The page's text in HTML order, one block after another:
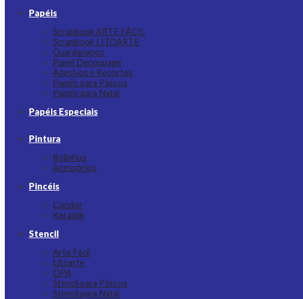
Papéis
Scrapbook ARTE FÁCIL
Scrapbook LITOARTE
Guardanapos
Papel Decoupage
Adesivos e Recortes
Papéis para Páscoa
Papéis para Natal
Papéis Especiais
Pintura
Rolinhos
Acessórios
Pincéis
Condor
Keramik
Stencil
Arte Fácil
Litoarte
OPA
Stencil para Páscoa
Stencil para Natal